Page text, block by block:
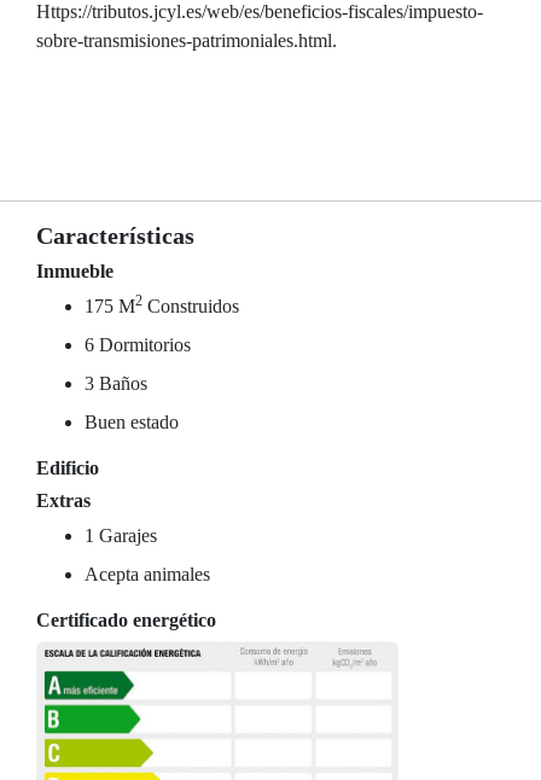
Https://tributos.jcyl.es/web/es/beneficios-fiscales/impuesto-
sobre-transmisiones-patrimoniales.html.
Características
Inmueble
175 M2 Construidos
6 Dormitorios
3 Baños
Buen estado
Edificio
Extras
1 Garajes
Acepta animales
Certificado energético